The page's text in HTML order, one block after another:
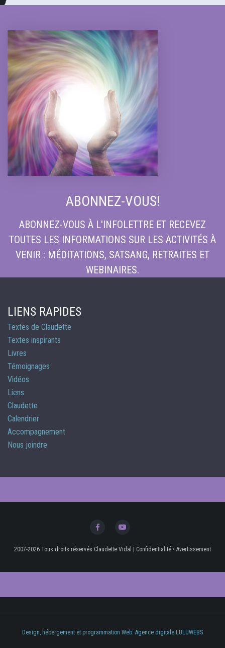
ABONNEZ-VOUS!
ABONNEZ-VOUS À L'INFOLETTRE ET RECEVEZ
TOUTES LES INFORMATIONS SUR LES ACTIVITÉS À
VENIR : MÉDITATIONS, SATSANG, RETRAITES ET
WEBINAIRES.
LIENS RAPIDES
Textes de Claudette
Textes inspirants
Livres
Témoignages
Vidéos
Liens
Claudette
Calendrier
Accompagnement
Nous joindre
2007-2026 Tous droits réservés Claudette Vidal Confidentialité • Avertissement
Design, hébergement et programmation Web: Agence digitale LULUWEBS